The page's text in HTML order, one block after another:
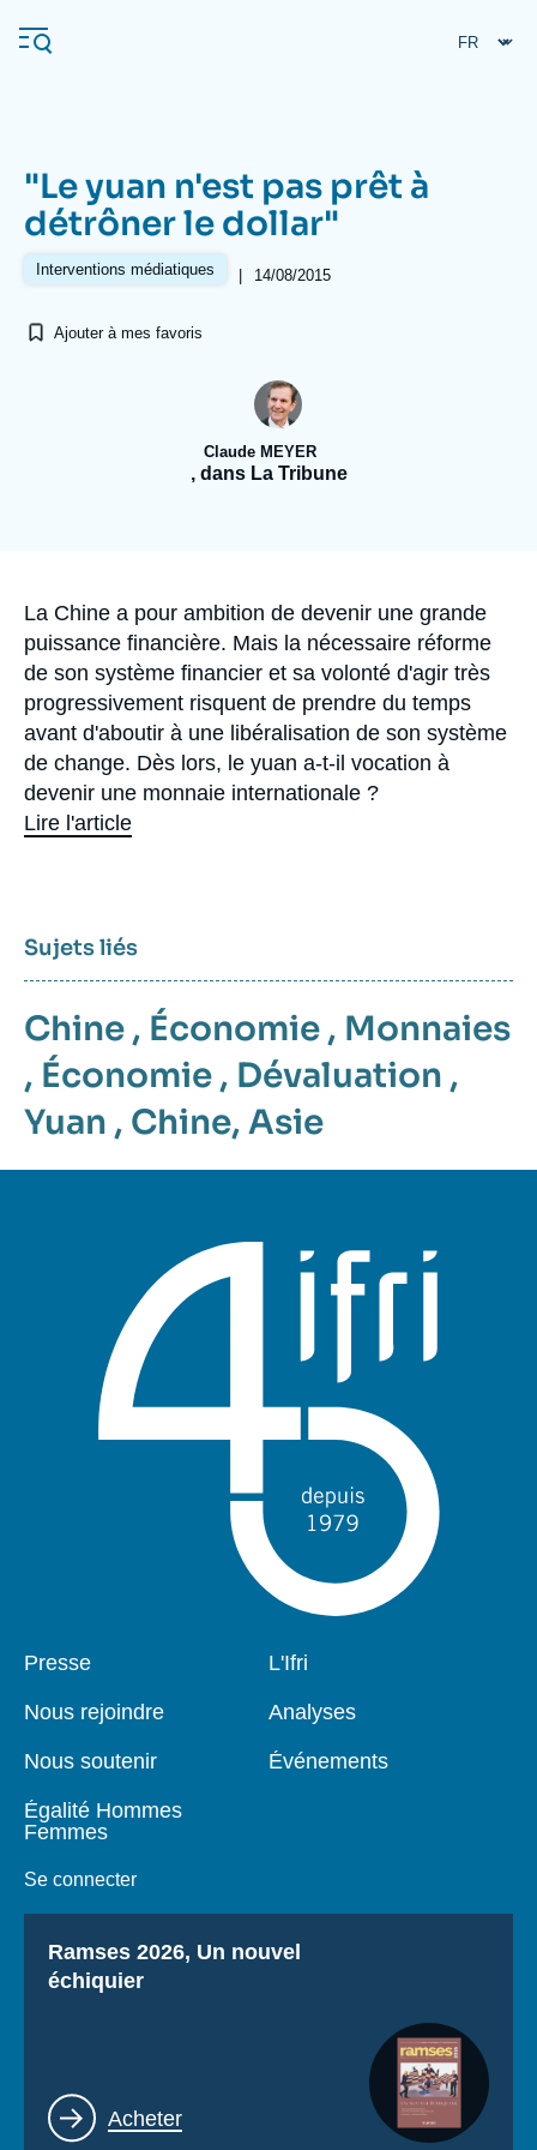
au
contenu
Navigation
principale
L'Ifri
Analyses
Nous soutenir
Recherches fréquentes
Proche-Orient
"Le yuan n'est pas prêt à
détrôner le dollar"
Interventions médiatiques | 14/08/2015
Ajouter à mes favoris
Claude MEYER
, dans La Tribune
Accroche
La Chine a pour ambition de devenir une grande
puissance financière. Mais la nécessaire réforme
de son système financier et sa volonté d'agir très
progressivement risquent de prendre du temps
avant d'aboutir à une libéralisation de son système
de change. Dès lors, le yuan a-t-il vocation à
devenir une monnaie internationale ?
Lire l'article
Sujets liés
Chine , Économie , Monnaies
, Économie , Dévaluation ,
Yuan , Chine, Asie
Pied
Presse
Nous rejoindre
Nous soutenir
Égalité Hommes
Femmes
Se connecter
Navigation
L'Ifri
Analyses
Événements
Titre
Ramses 2026, Un nouvel
échiquier
Lien
Acheter